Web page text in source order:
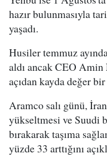
hazır bulunmasıyla
yaşadı.
Husiler temmuz
aldı ancak CEO Amin
açıdan kayda değer
Aramco salı günü,
yükseltmesi ve Suudi
bırakarak taşıma
yüzde 33 arttığını